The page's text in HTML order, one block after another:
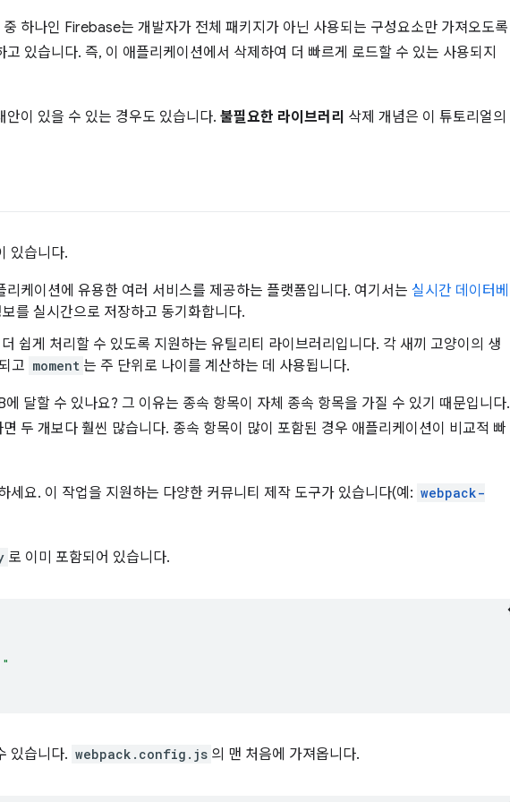
하나인 Firebase는 개발자가 전체 패키지가 아닌 사용되는 구성요소만 가져오도록
있습니다. 즉, 이 애플리케이션에서 삭제하여 더 빠르게 로드할 수 있는 사용되지
이 있을 수 있는 경우도 있습니다. 불필요한 라이브러리 삭제 개념은 이 튜토리얼의
있습니다.
케이션에 유용한 여러 서비스를 제공하는 플랫폼입니다. 여기서는 실시간 데이터베
를 실시간으로 저장하고 동기화합니다.
쉽게 처리할 수 있도록 지원하는 유틸리티 라이브러리입니다. 각 새끼 고양이의 생
고 moment 는 주 단위로 나이를 계산하는 데 사용됩니다.
달할 수 있나요? 그 이유는 종속 항목이 자체 종속 항목을 가질 수 있기 때문입니다.
두 개보다 훨씬 많습니다. 종속 항목이 많이 포함된 경우 애플리케이션이 비교적 빠
세요. 이 작업을 지원하는 다양한 커뮤니티 제작 도구가 있습니다(예: webpack-
로 이미 포함되어 있습니다.
있습니다. webpack.config.js 의 맨 처음에 가져옵니다.